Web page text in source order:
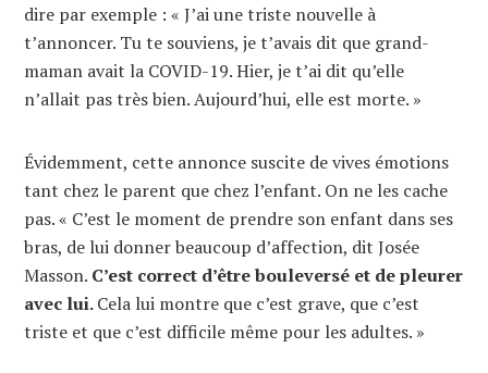
dire par exemple : « J’ai une triste nouvelle à
t’annoncer. Tu te souviens, je t’avais dit que grand-
maman avait la COVID-19. Hier, je t’ai dit qu’elle
n’allait pas très bien. Aujourd’hui, elle est morte. »
Évidemment, cette annonce suscite de vives émotions
tant chez le parent que chez l’enfant. On ne les cache
pas. « C’est le moment de prendre son enfant dans ses
bras, de lui donner beaucoup d’affection, dit Josée
Masson. C’est correct d’être bouleversé et de pleurer
avec lui.Cela lui montre que c’est grave, que c’est
triste et que c’est difficile même pour les adultes. »